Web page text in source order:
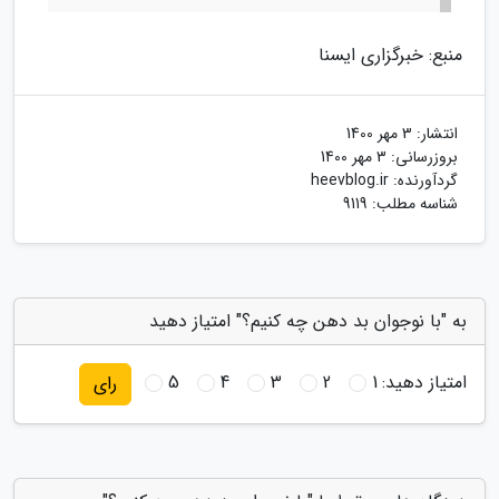
منبع: خبرگزاری ایسنا
انتشار: 3 مهر 1400
بروزرسانی: 3 مهر 1400
گردآورنده: heevblog.ir
شناسه مطلب: 9119
به "با نوجوان بد دهن چه کنیم؟" امتیاز دهید
امتیاز دهید:1
2
3
4
5 رای